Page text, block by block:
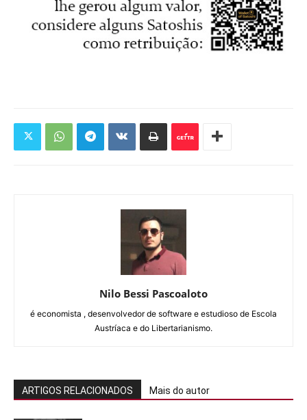
Nilo Bessi Pascoaloto
é economista , desenvolvedor de software e estudioso de Escola
Austríaca e do Libertarianismo.
ARTIGOS RELACIONADOS Mais do autor